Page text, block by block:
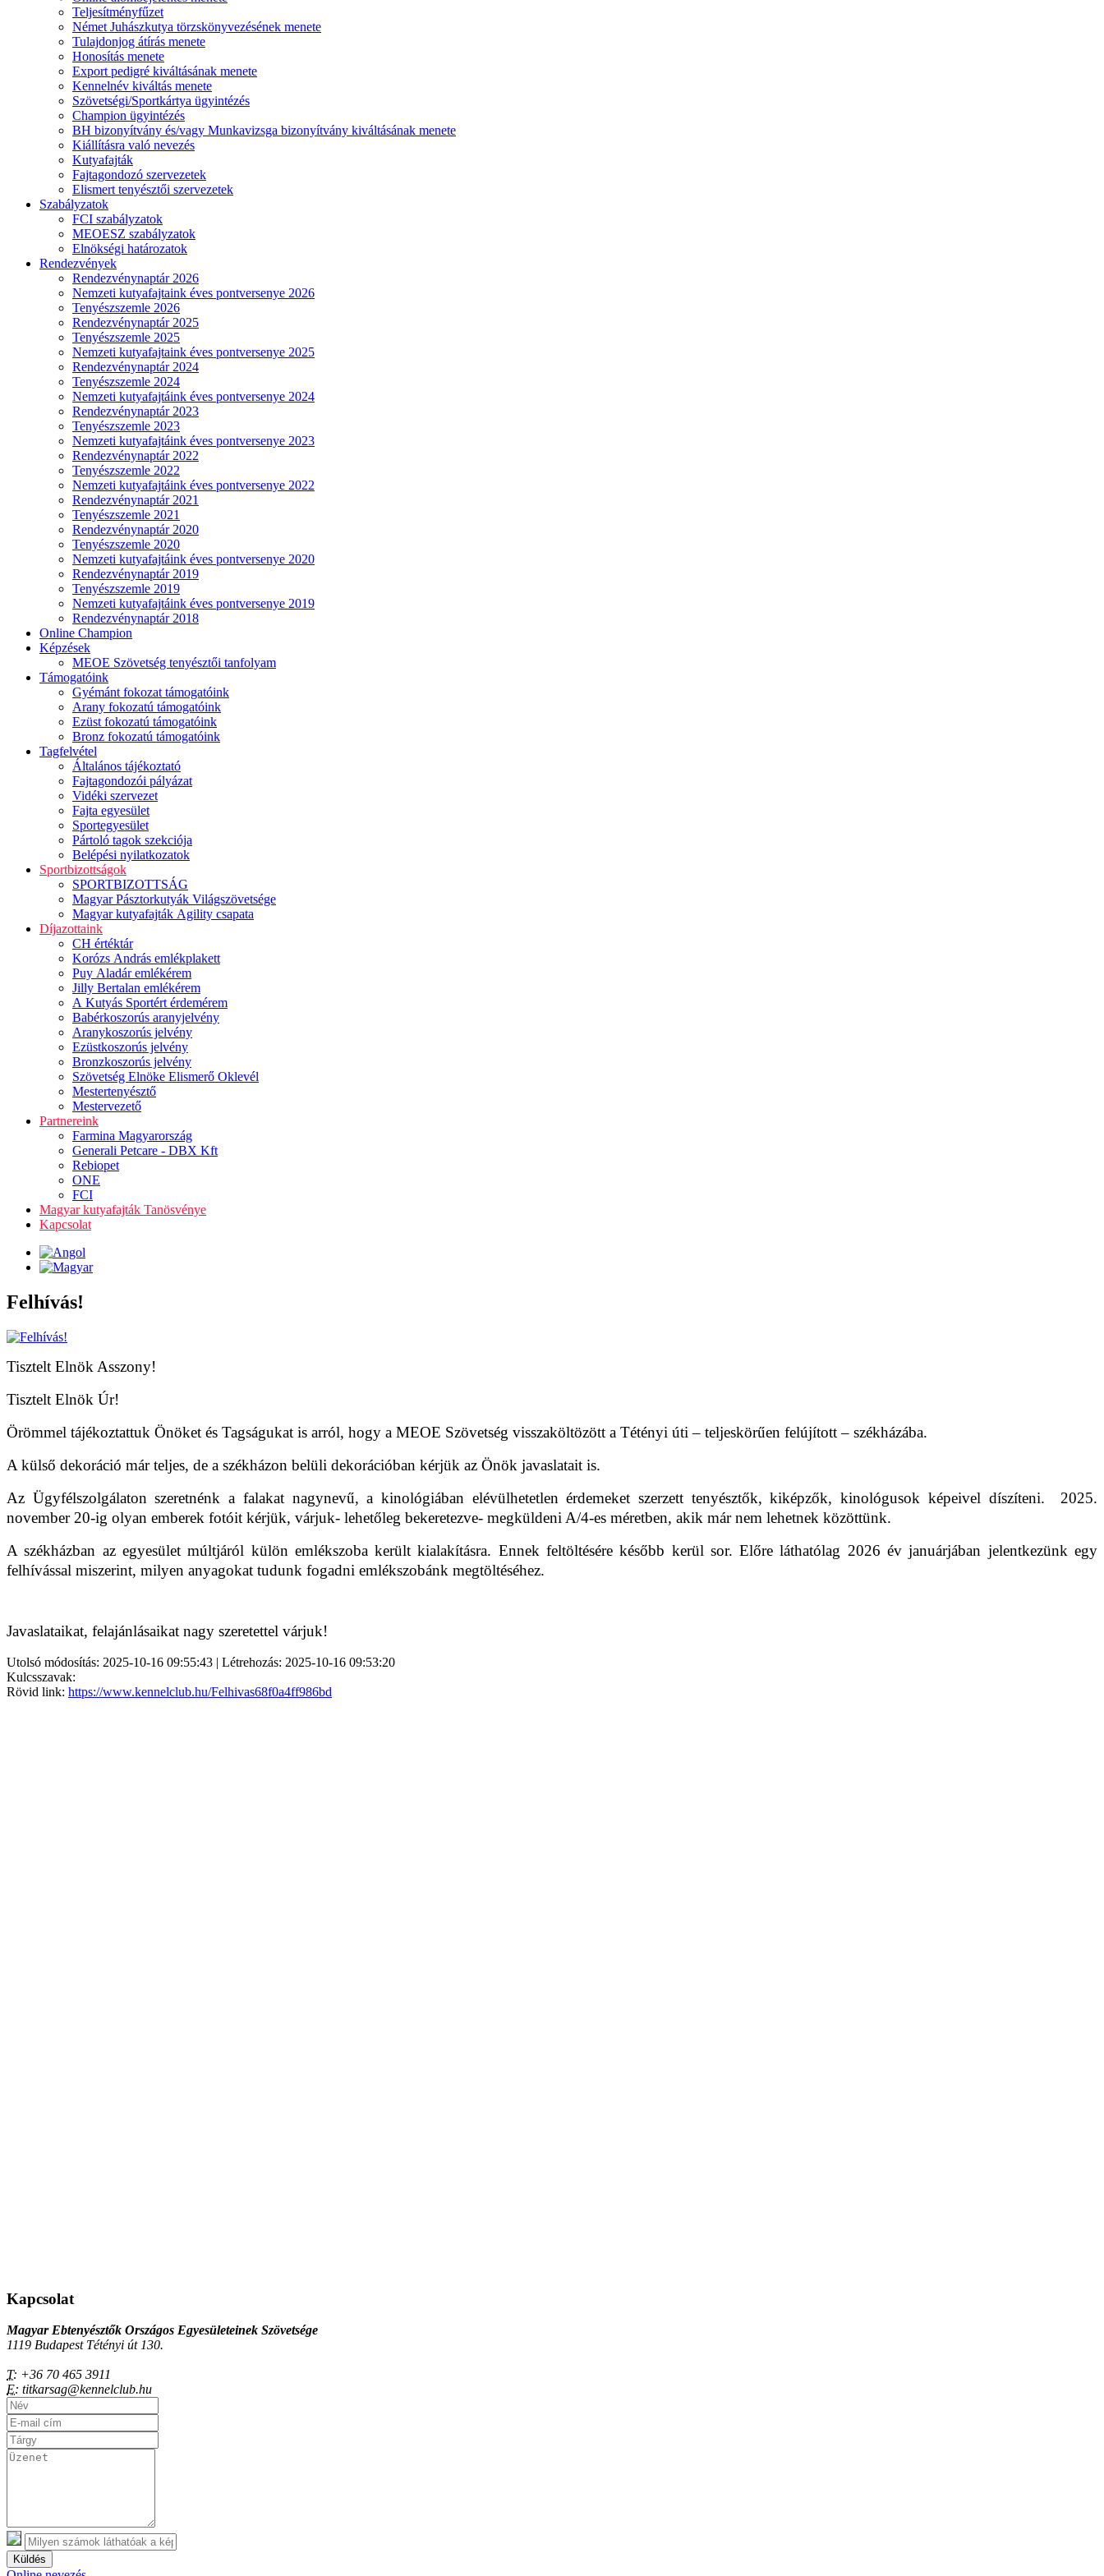
Teljesítményfűzet
Német Juhászkutya törzskönyvezésének menete
Tulajdonjog átírás menete
Honosítás menete
Export pedigré kiváltásának menete
Kennelnév kiváltás menete
Szövetségi/Sportkártya ügyintézés
Champion ügyintézés
BH bizonyítvány és/vagy Munkavizsga bizonyítvány kiváltásának menete
Kiállításra való nevezés
Kutyafajták
Fajtagondozó szervezetek
Elismert tenyésztői szervezetek
Szabályzatok
FCI szabályzatok
MEOESZ szabályzatok
Elnökségi határozatok
Rendezvények
Rendezvénynaptár 2026
Nemzeti kutyafajtaink éves pontversenye 2026
Tenyészszemle 2026
Rendezvénynaptár 2025
Tenyészszemle 2025
Nemzeti kutyafajtaink éves pontversenye 2025
Rendezvénynaptár 2024
Tenyészszemle 2024
Nemzeti kutyafajtáink éves pontversenye 2024
Rendezvénynaptár 2023
Tenyészszemle 2023
Nemzeti kutyafajtáink éves pontversenye 2023
Rendezvénynaptár 2022
Tenyészszemle 2022
Nemzeti kutyafajtáink éves pontversenye 2022
Rendezvénynaptár 2021
Tenyészszemle 2021
Rendezvénynaptár 2020
Tenyészszemle 2020
Nemzeti kutyafajtáink éves pontversenye 2020
Rendezvénynaptár 2019
Tenyészszemle 2019
Nemzeti kutyafajtáink éves pontversenye 2019
Rendezvénynaptár 2018
Online Champion
Képzések
MEOE Szövetség tenyésztői tanfolyam
Támogatóink
Gyémánt fokozat támogatóink
Arany fokozatú támogatóink
Ezüst fokozatú támogatóink
Bronz fokozatú támogatóink
Tagfelvétel
Általános tájékoztató
Fajtagondozói pályázat
Vidéki szervezet
Fajta egyesület
Sportegyesület
Pártoló tagok szekciója
Belépési nyilatkozatok
Sportbizottságok
SPORTBIZOTTSÁG
Magyar Pásztorkutyák Világszövetsége
Magyar kutyafajták Agility csapata
Díjazottaink
CH értéktár
Korózs András emlékplakett
Puy Aladár emlékérem
Jilly Bertalan emlékérem
A Kutyás Sportért érdemérem
Babérkoszorús aranyjelvény
Aranykoszorús jelvény
Ezüstkoszorús jelvény
Bronzkoszorús jelvény
Szövetség Elnöke Elismerő Oklevél
Mestertenyésztő
Mestervezető
Partnereink
Farmina Magyarország
Generali Petcare - DBX Kft
Rebiopet
ONE
FCI
Magyar kutyafajták Tanösvénye
Kapcsolat
Felhívás!
Tisztelt Elnök Asszony!
Tisztelt Elnök Úr!
Örömmel tájékoztattuk Önöket és Tagságukat is arról, hogy a MEOE Szövetség visszaköltözött a Tétényi úti – teljeskörűen felújított – székházába.
A külső dekoráció már teljes, de a székházon belüli dekorációban kérjük az Önök javaslatait is.
Az Ügyfélszolgálaton szeretnénk a falakat nagynevű, a kinológiában elévülhetetlen érdemeket szerzett tenyésztők, kiképzők, kinológusok képeivel díszíteni. 2025.
november 20-ig olyan emberek fotóit kérjük, várjuk- lehetőleg bekeretezve- megküldeni A/4-es méretben, akik már nem lehetnek közöttünk.
A székházban az egyesület múltjáról külön emlékszoba került kialakításra. Ennek feltöltésére később kerül sor. Előre láthatólag 2026 év januárjában jelentkezünk egy
felhívással miszerint, milyen anyagokat tudunk fogadni emlékszobánk megtöltéséhez.
Javaslataikat, felajánlásaikat nagy szeretettel várjuk!
Utolsó módosítás: 2025-10-16 09:55:43 | Létrehozás: 2025-10-16 09:53:20
Kulcsszavak:
Rövid link: https://www.kennelclub.hu/Felhivas68f0a4ff986bd
Kapcsolat
Magyar Ebtenyésztők Országos Egyesületeinek Szövetsége
1119 Budapest Tétényi út 130.
T: +36 70 465 3911
E: titkarsag@kennelclub.hu
Küldés